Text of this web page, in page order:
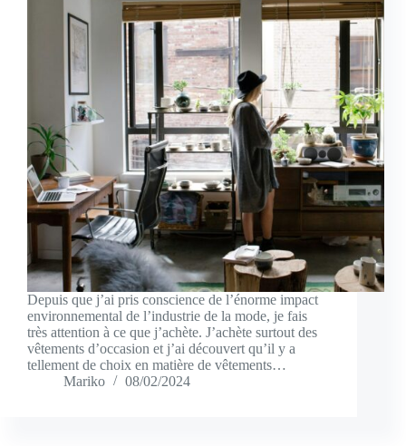
Depuis que j’ai pris conscience de l’énorme impact
environnemental de l’industrie de la mode, je fais
très attention à ce que j’achète. J’achète surtout des
vêtements d’occasion et j’ai découvert qu’il y a
tellement de choix en matière de vêtements…
Mariko
08/02/2024